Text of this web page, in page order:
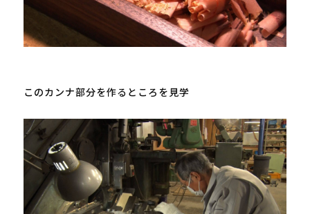
このカンナ部分を作るところを見学